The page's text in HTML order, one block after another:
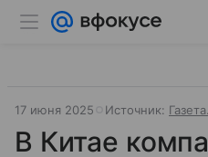
17 июня 2025 Источник:
В Китае